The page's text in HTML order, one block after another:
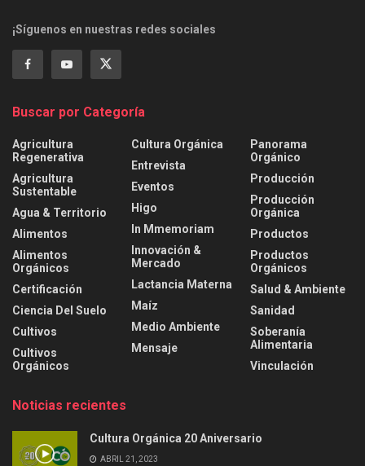
¡Síguenos en nuestras redes sociales
Buscar por Categoría
Agricultura
Regenerativa
Agricultura
Sustentable
Agua & Territorio
Alimentos
Alimentos
Orgánicos
Certificación
Ciencia Del Suelo
Cultivos
Cultivos
Orgánicos
Cultura Orgánica
Entrevista
Eventos
Higo
In Mmemoriam
Innovación &
Mercado
Lactancia Materna
Maíz
Medio Ambiente
Mensaje
Panorama
Orgánico
Producción
Producción
Orgánica
Productos
Productos
Orgánicos
Salud & Ambiente
Sanidad
Soberanía
Alimentaria
Vinculación
Noticias recientes
Cultura Orgánica 20 Aniversario
ABRIL 21, 2023